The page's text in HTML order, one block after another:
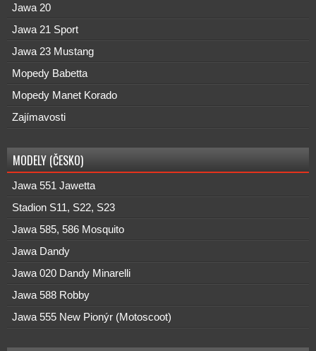
Jawa 20
Jawa 21 Sport
Jawa 23 Mustang
Mopedy Babetta
Mopedy Manet Korado
Zajímavosti
MODELY (ČESKO)
Jawa 551 Jawetta
Stadion S11, S22, S23
Jawa 585, 586 Mosquito
Jawa Dandy
Jawa 020 Dandy Minarelli
Jawa 588 Robby
Jawa 555 New Pionýr (Motoscoot)